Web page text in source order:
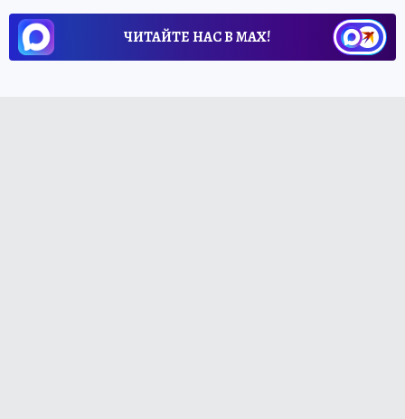
ЧИТАЙТЕ НАС В МАХ!